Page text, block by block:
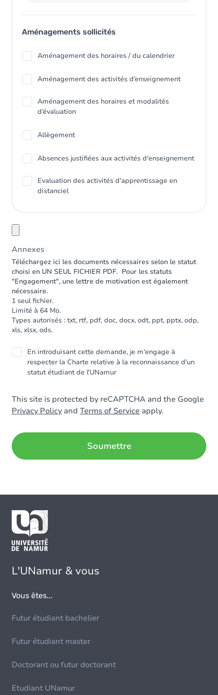
Aménagements sollicités
Aménagement des horaires / du calendrier
Aménagement des activités d’enseignement
Aménagement des horaires et modalités
d’évaluation
Allègement
Absences justifiées aux activités d'enseignement
Evaluation des activités d'apprentissage en
distanciel
Annexes
Téléchargez ici les documents nécessaires selon le statut
choisi en UN SEUL FICHIER PDF. Pour les statuts
"Engagement", une lettre de motivation est également
nécessaire.
1 seul fichier.
Limité à 64 Mo.
Types autorisés : txt, rtf, pdf, doc, docx, odt, ppt, pptx, odp,
xls, xlsx, ods.
En introduisant cette demande, je m'engage à
respecter la Charte relative à la reconnaissance d'un
statut étudiant de l'UNamur
This site is protected by reCAPTCHA and the Google
Privacy Policy and Terms of Service apply.
L'UNamur & vous
Vous êtes...
Futur étudiant bachelier
Futur étudiant master
Doctorant ou futur doctorant
Etudiant UNamur